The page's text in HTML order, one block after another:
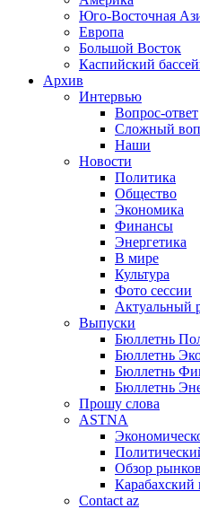
Юго-Восточная
Европа
Большой Восток
Каспийский
Архив
Интервью
Вопрос-ответ
Сложный
Наши
Новости
Политика
Общество
Экономика
Финансы
Энергетика
В мире
Культура
Фото сессии
Актуальный
Выпуски
Бюллетнь
Бюллетнь
Бюллетнь
Бюллетнь
Прошу слова
ASTNA
Обзор рынков
Карабахский
Contact az